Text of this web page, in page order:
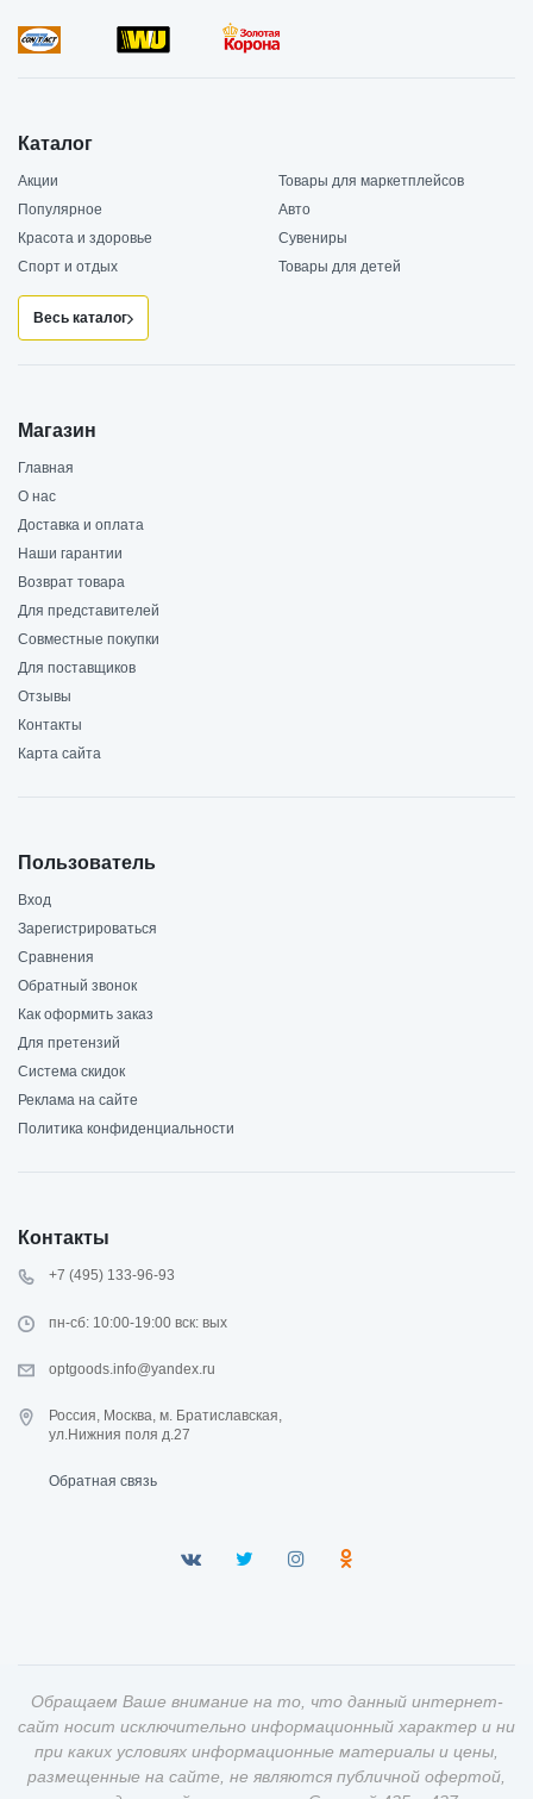
Каталог
Акции
Товары для маркетплейсов
Популярное
Авто
Красота и здоровье
Сувениры
Спорт и отдых
Товары для детей
Весь каталог
Магазин
Главная
О нас
Доставка и оплата
Наши гарантии
Возврат товара
Для представителей
Совместные покупки
Для поставщиков
Отзывы
Контакты
Карта сайта
Пользователь
Вход
Зарегистрироваться
Сравнения
Обратный звонок
Как оформить заказ
Для претензий
Система скидок
Реклама на сайте
Политика конфиденциальности
Контакты
+7 (495) 133-96-93
пн-сб: 10:00-19:00 вск: вых
optgoods.info@yandex.ru
Россия, Москва, м. Братиславская,
ул.Нижния поля д.27
Обратная связь
Обращаем Ваше внимание на то, что данный интернет-
сайт носит исключительно информационный характер и ни
при каких условиях информационные материалы и цены,
размещенные на сайте, не являются публичной офертой,